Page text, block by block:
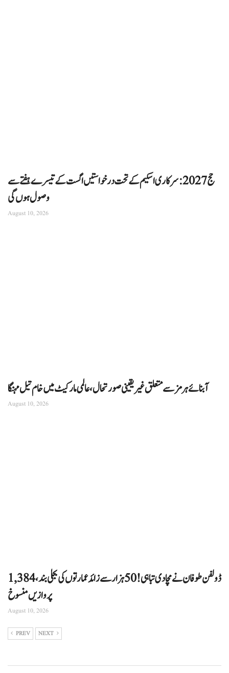
حج 2027: سرکاری اسکیم کے تحت درخواستیں اگست کے تیسرے ہفتے سے
وصول ہوں گی
August 10, 2026
آبنائے ہرمز سے متعلق غیر یقینی صورتحال، عالمی مارکیٹ میں خام تیل مہنگا
August 10, 2026
ڈولفن طوفان نے مچادی تباہی! 50 ہزار سے زائد عمارتوں کی بجلی بند، 1,384
پروازیں منسوخ
August 10, 2026
PREV NEXT